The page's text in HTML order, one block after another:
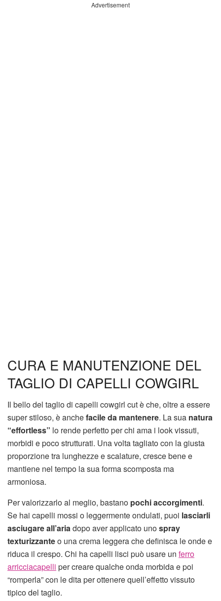
Advertisement
CURA E MANUTENZIONE DEL
TAGLIO DI CAPELLI COWGIRL
Il bello del taglio di capelli cowgirl cut è che, oltre a essere
super stiloso, è anchefacile da mantenere. La sua natura
“effortless” lo rende perfetto per chi ama i look vissuti,
morbidi e poco strutturati. Una volta tagliato con la giusta
proporzione tra lunghezze e scalature, cresce bene e
mantiene nel tempo la sua forma scomposta ma
armoniosa.
Per valorizzarlo al meglio, bastano pochi accorgimenti.
Se hai capelli mossi o leggermente ondulati, puoi lasciarli
asciugare all’ariadopo aver applicato unospray
texturizzanteo una crema leggera che definisca le onde e
riduca il crespo. Chi ha capelli lisci può usare un ferro
arricciacapelli per creare qualche onda morbida e poi
“romperla” con le dita per ottenere quell’effetto vissuto
tipico del taglio.